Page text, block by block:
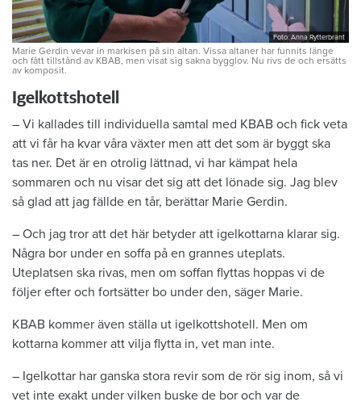
Foto: Anna Rytterbrant
Marie Gerdin vevar in markisen på sin altan. Vissa altaner har funnits länge
och fått tillstånd av KBAB, men visat sig sakna bygglov. Nu rivs de och ersätts
av komposit.
Igelkottshotell
– Vi kallades till individuella samtal med KBAB och fick veta
att vi får ha kvar våra växter men att det som är byggt ska
tas ner. Det är en otrolig lättnad, vi har kämpat hela
sommaren och nu visar det sig att det lönade sig. Jag blev
så glad att jag fällde en tår, berättar Marie Gerdin.
– Och jag tror att det här betyder att igelkottarna klarar sig.
Några bor under en soffa på en grannes uteplats.
Uteplatsen ska rivas, men om soffan flyttas hoppas vi de
följer efter och fortsätter bo under den, säger Marie.
KBAB kommer även ställa ut igelkottshotell. Men om
kottarna kommer att vilja flytta in, vet man inte.
– Igelkottar har ganska stora revir som de rör sig inom, så vi
vet inte exakt under vilken buske de bor och var de